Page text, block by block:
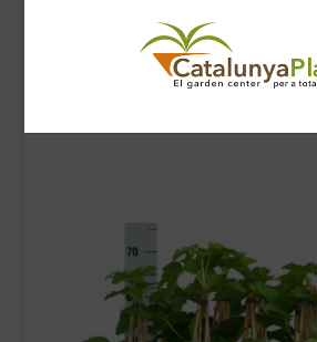
SÍGUENOS EN:
COMPLEMENTOS JARDÍN